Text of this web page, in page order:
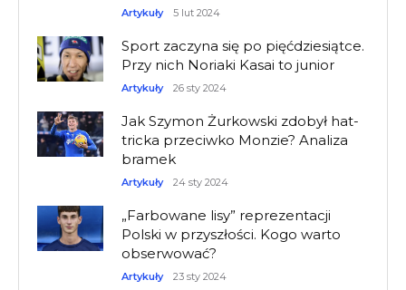
Artykuły 5 lut 2024
Sport zaczyna się po pięćdziesiątce.
Przy nich Noriaki Kasai to junior
Artykuły 26 sty 2024
Jak Szymon Żurkowski zdobył hat-
tricka przeciwko Monzie? Analiza
bramek
Artykuły 24 sty 2024
„Farbowane lisy” reprezentacji
Polski w przyszłości. Kogo warto
obserwować?
Artykuły 23 sty 2024